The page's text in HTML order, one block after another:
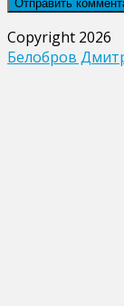
Copyright 2026
Белобров